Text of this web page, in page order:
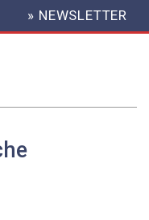
» NEWSLETTER